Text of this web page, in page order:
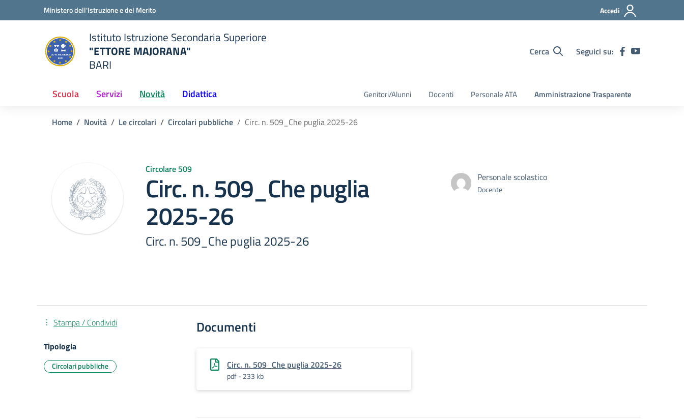
Vai ai contenuti
Vai al menu di navigazioneMinistero dell'Istruzione e del Merito Accedi
scuola
Istituto Istruzione Secondaria Superiore
"ETTORE MAJORANA"
BARI
Cerca Seguici su:
Scuola Servizi Novità Didattica Genitori/Alunni Docenti Personale ATA Amministrazione Trasparente
Home Novità Le circolari Circolari pubbliche Circ. n. 509_Che puglia 2025-26
Circolare 509
Circ. n. 509_Che puglia
2025-26
Circ. n. 509_Che puglia 2025-26
Personale scolastico
Docente
Documenti
Circ. n. 509_Che puglia 2025-26
pdf - 233 kb
Stampa / Condividi
Tipologia
Circolari pubbliche